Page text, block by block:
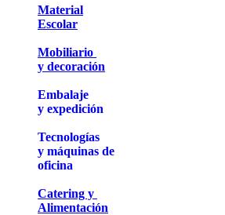
Material
Escolar
Mobiliario
y decoración
Embalaje
y expedición
Tecnologías
y máquinas de
oficina
Catering y
Alimentación